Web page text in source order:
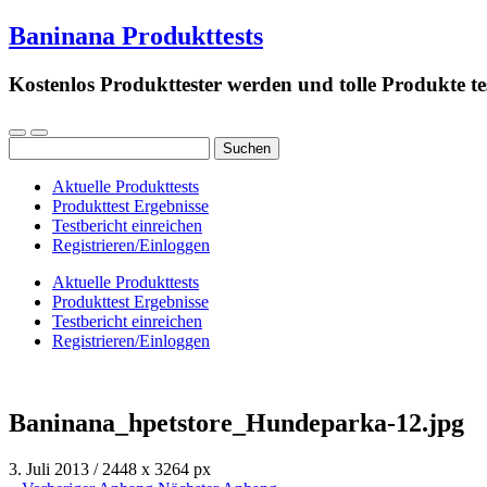
Baninana Produkttests
Kostenlos Produkttester werden und tolle Produkte
nach:
Aktuelle Produkttests
Produkttest Ergebnisse
Testbericht einreichen
Registrieren/Einloggen
Aktuelle Produkttests
Produkttest Ergebnisse
Testbericht einreichen
Registrieren/Einloggen
Baninana_hpetstore_Hundeparka-12.jpg
3. Juli 2013 / 2448 x 3264 px